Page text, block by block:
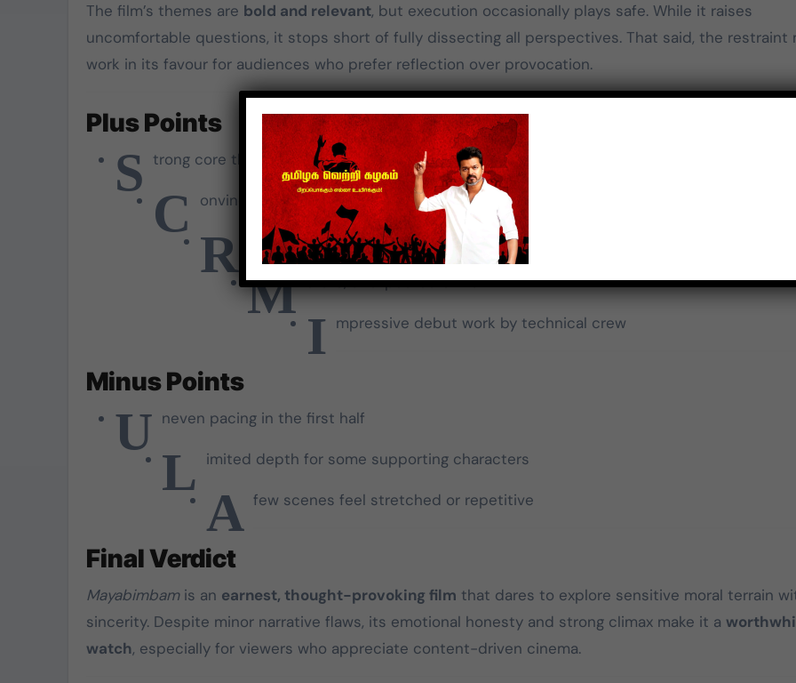
The film’s themes are bold and relevant, but execution occasionally plays safe. While it raises
uncomfortable questions, it stops short of fully dissecting all perspectives. That said, the restraint
work in its favour for audiences who prefer reflection over provocation.
Plus Points
S trong core theme with social relevance
C onvincing lead performances
R ealistic portrayal of family dynamics
M ature, unexpected climax
I mpressive debut work by technical crew
Minus Points
U neven pacing in the first half
L imited depth for some supporting characters
A few scenes feel stretched or repetitive
Final Verdict
Mayabimbamis an earnest, thought-provoking film that dares to explore sensitive moral terrain
sincerity. Despite minor narrative flaws, its emotional honesty and strong climax make it a
watch, especially for viewers who appreciate content-driven cinema.